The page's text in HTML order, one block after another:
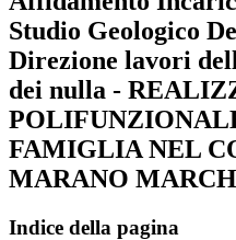
Studio Geologico
Direzione lavori
dei nulla -
FAMIGLIA NEL
MARANO
Indice della pagina